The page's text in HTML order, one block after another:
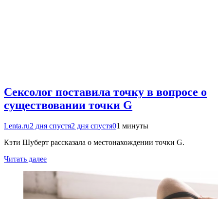
Сексолог поставила точку в вопросе о
существовании точки G
Lenta.ru2 дня спустя2 дня спустя01 минуты
Кэти Шуберт рассказала о местонахождении точки G.
Читать далее